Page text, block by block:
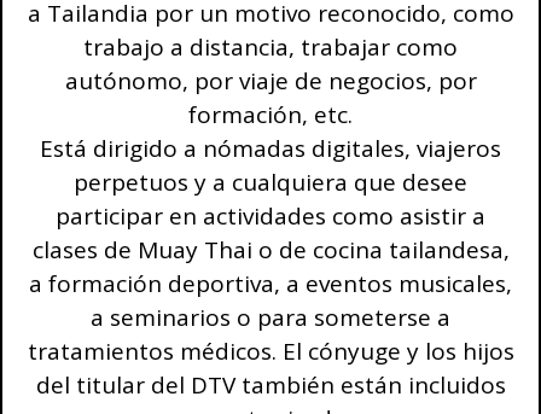
a Tailandia por un motivo reconocido, como
trabajo a distancia, trabajar como
autónomo, por viaje de negocios, por
formación, etc.
Está dirigido a nómadas digitales, viajeros
perpetuos y a cualquiera que desee
participar en actividades como asistir a
clases de Muay Thai o de cocina tailandesa,
a formación deportiva, a eventos musicales,
a seminarios o para someterse a
tratamientos médicos. El cónyuge y los hijos
del titular del DTV también están incluidos